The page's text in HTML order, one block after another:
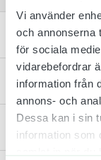
Vi använder
och annonserna
för sociala
vidarebefordrar
information från
annons- och
Dessa kan i sin
information som
Specifikation